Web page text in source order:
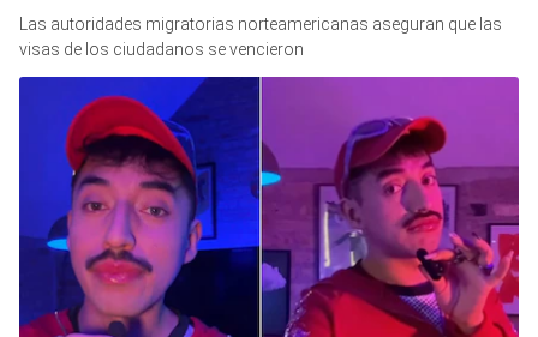
Las autoridades migratorias norteamericanas aseguran que las
visas de los ciudadanos se vencieron